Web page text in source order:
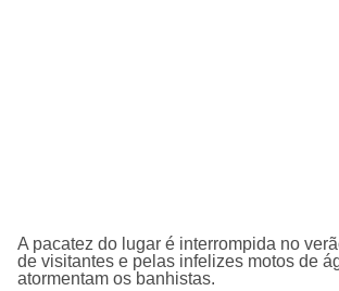
A pacatez do lugar é interrompida no
de visitantes e pelas infelizes motos de
atormentam os banhistas.